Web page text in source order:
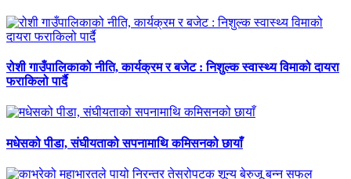
रोशी गाउँपालिकाको नीति, कार्यक्रम र बजेट : निशुल्क स्वास्थ्य विमाको दायरा
फराकिलो पार्दै
मधेसको पीडा, संघीयताको सपनामाथि कमिसनको छायाँ